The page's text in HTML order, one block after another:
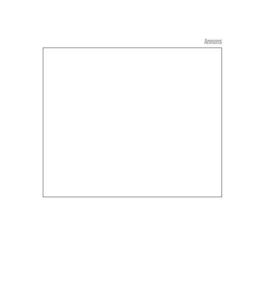
Annons